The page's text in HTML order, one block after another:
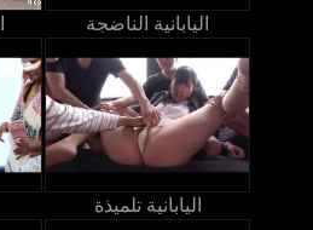
اليابانية الناضجة
اليابانية تلميذة